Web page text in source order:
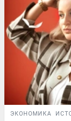
ЭКОНОМИКА